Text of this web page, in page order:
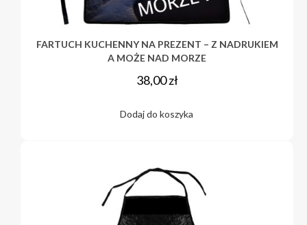
FARTUCH KUCHENNY NA PREZENT – Z NADRUKIEM
A MOŻE NAD MORZE
38,00zł
Dodaj do koszyka